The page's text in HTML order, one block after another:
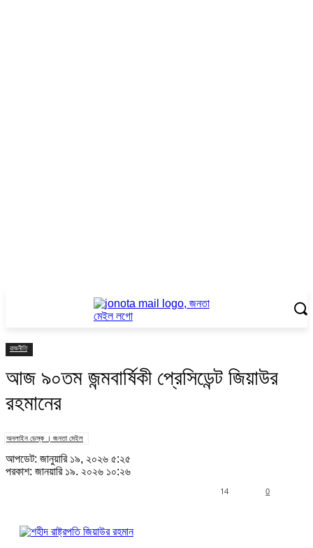
রাজনীতি
আজ ৯০তম জন্মবার্ষিকী প্রেসিডেন্ট জিয়াউর
রহমানের
অনলাইন ডেস্ক । জনতা মেইল
আপডেট: জানুয়ারি ১৯, ২০২৬ ৫:২৫
প্রকাশ: জানুয়ারি ১৯, ২০২৬ ১০:২৬
0
14